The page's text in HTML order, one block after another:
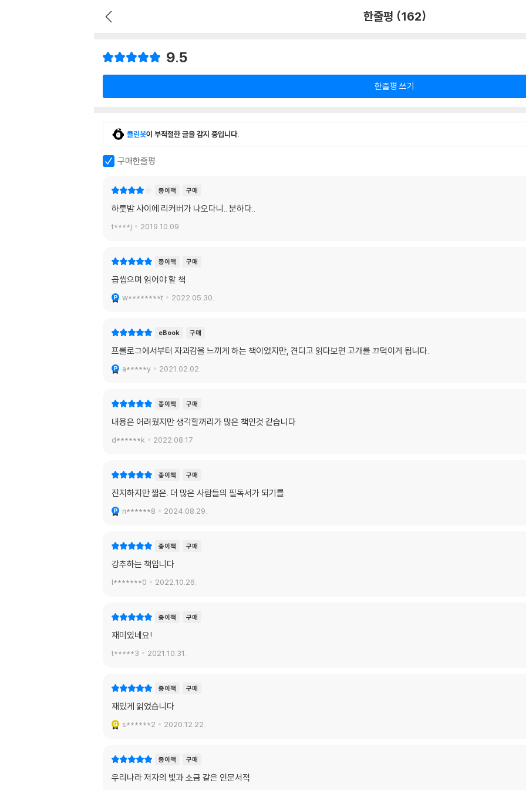
한줄평 (162)
9.5
한줄평 쓰기
클린봇이 부적절한 글을 감지 중입니다.
구매한줄평
종이책 구매
하룻밤 사이에 리커버가 나오다니.. 분하다..
t****j 2019.10.09.
종이책 구매
곱씹으며 읽어야 할 책
w********t 2022.05.30.
eBook 구매
프롤로그에서부터 자괴감을 느끼게 하는 책이었지만, 견디고 읽다보면 고개를 끄덕이게 됩니다.
a*****y 2021.02.02.
종이책 구매
내용은 어려웠지만 생각할꺼리가 많은 책인것 같습니다
d******k 2022.08.17.
종이책 구매
진지하지만 짧은. 더 많은 사람들의 필독서가 되기를.
n******8 2024.08.29.
종이책 구매
강추하는 책입니다
l*******0 2022.10.26.
종이책 구매
재미있네요!
t*****3 2021.10.31.
종이책 구매
재밌게 읽었습니다
s******2 2020.12.22.
종이책 구매
우리나라 저자의 빛과 소금 같은 인문서적